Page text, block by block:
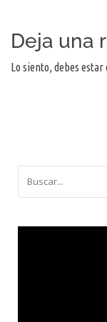
Deja una
Lo siento, debes estar